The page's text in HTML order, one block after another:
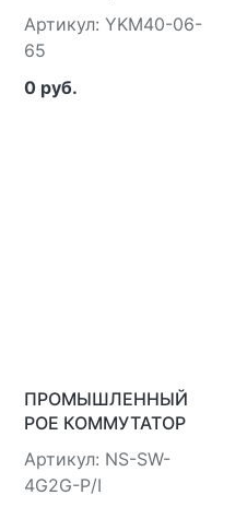
(1200Х650Х275) У1
IP65 IEK IEK YKM40-
06-65
Артикул: YKM40-06-
65
0 руб.
ПРОМЫШЛЕННЫЙ
POE КОММУТАТОР
GIGABIT ETHERNET
NST NS-SW-4G2G-P/I
Артикул: NS-SW-
4G2G-P/I